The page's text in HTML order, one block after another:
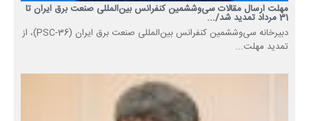
مهلت ارسال مقالات سی‌وششمین کنفرانس بین‌المللی صنعت برق ایران تا
31 مرداد تمدید شد/...
دبیرخانه سی‌وششمین کنفرانس بین‌المللی صنعت برق ایران (PSC-36)، از
تمدید مهلت...